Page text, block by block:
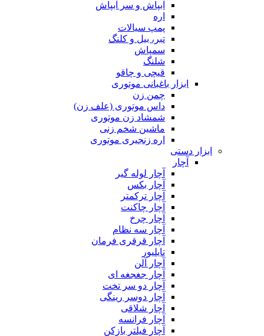
آبپاش و سر آبپاش
اره
پمپ سیالات
تبر، بیل و کلنگ
سمپاش
شلنگ
قیچی و چاقو
ابزار باغبانی موتوری
چمن زن
داس موتوری (علف زن)
شمشاد زن موتوری
ماشین شخم زنی
اره زنجیری موتوری
ابزار دستی
آچار
آچار لوله گیر
آچار بکس
آچار ترکمتر
آچار چاکنت
آچار چرخ
آچار سه نظام
آچار قرقری فرمان
تایلیور
آچار آلن
آچار جغجغه ای
آچار دو سر تخت
آچار دوسر رینگی
آچار شلاقی
آچار فرانسه
آچار فیلتر بازکن